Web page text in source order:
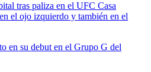
tras paliza en el UFC Casa
el ojo izquierdo y también en el
en su debut en el Grupo G del